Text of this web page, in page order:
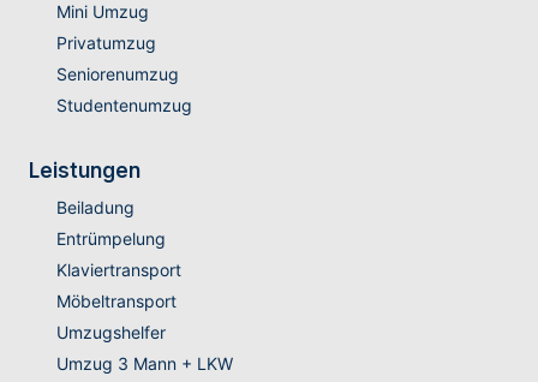
Mini Umzug
Privatumzug
Seniorenumzug
Studentenumzug
Leistungen
Beiladung
Entrümpelung
Klaviertransport
Möbeltransport
Umzugshelfer
Umzug 3 Mann + LKW